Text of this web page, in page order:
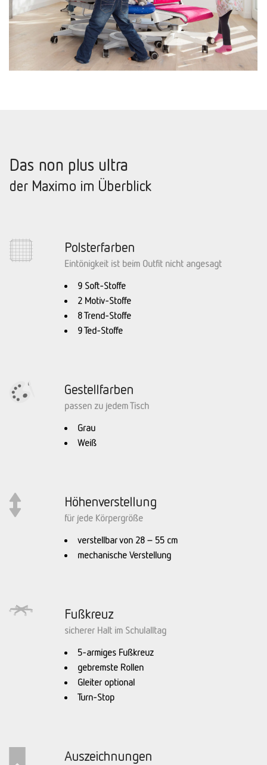
Das non plus ultra
der Maximo im Überblick
Polsterfarben
Eintönigkeit ist beim Outfit nicht angesagt
9 Soft-Stoffe
2 Motiv-Stoffe
8 Trend-Stoffe
9 Ted-Stoffe
Gestellfarben
passen zu jedem Tisch
Grau
Weiß
Höhenverstellung
für jede Körpergröße
verstellbar von 28 – 55 cm
mechanische Verstellung
Fußkreuz
sicherer Halt im Schulalltag
5-armiges Fußkreuz
gebremste Rollen
Gleiter optional
Turn-Stop
Auszeichnungen